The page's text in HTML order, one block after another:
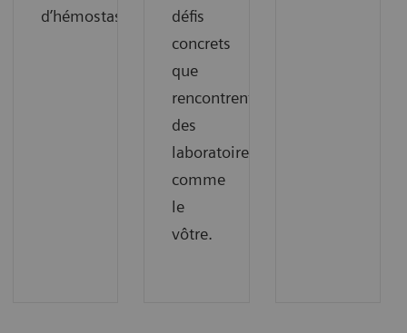
d’hémostase.
défis
concrets
que
rencontrent
des
laboratoires
comme
le
vôtre.